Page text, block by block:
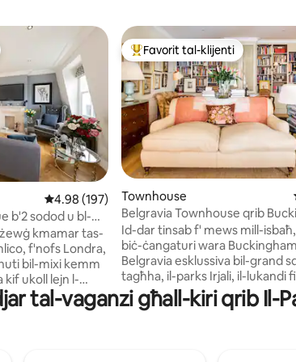
numru ta' reviews: 119
tal-klijenti
Rating medju ta' 4.98 minn 5, skont dan-
4.98 (197)
b'2 sodod u bl-
Londra
kmamar tas-
f'nofs Londra,
bil-mixi kemm
kif ukoll lejn l-
Dan post
Belgravia u
Wieħed mill-aqwa favoriti tal-
Favorit tal-klijenti
Townhouse
Belgravia Townhouse qrib
Palace
Id-dar tinsab f' mews mill-
biċ-ċangaturi wara
Belgravia esklussiva bil-grand
tagħha, il-parks Irjali, il-lukandi
ambaxxati, il-ħwienet eleganti
u d-dekorazzjoni, kafetteriji
tal-vaganzi għall-kiri qrib Il-